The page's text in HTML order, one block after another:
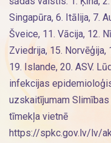
Singapūra, 6. Itālija, 7.
Šveice, 11. Vācija, 12.
Zviedrija, 15. Norvēģija,
19. Islande, 20. ASV.
infekcijas
uzskaitījumam
tīmekļa vietnē
https://spkc.gov.lv/lv/